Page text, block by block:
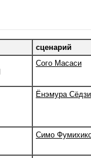
сценарий
Сого Масаси
Ёнэмура Сёдзи
Симо